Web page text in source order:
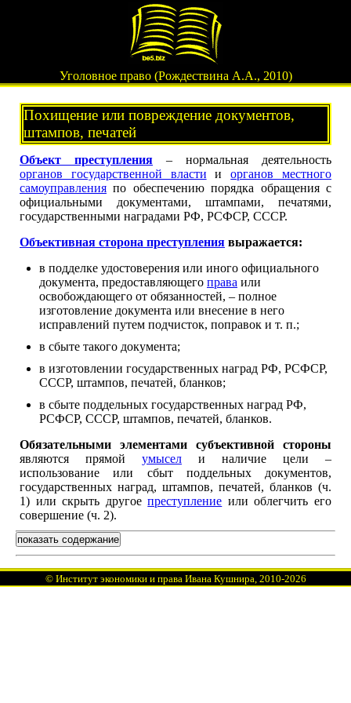
Уголовное право (Рождествина А.А., 2010)
Похищение или повреждение документов,
штампов, печатей
Объект преступления – нормальная деятельность
органов государственной власти иорганов местного
самоуправления по обеспечению порядка обращения с
официальными документами, штампами, печатями,
государственными наградами РФ, РСФСР, СССР.
Объективная сторона преступления выражается:
в подделке удостоверения или иного официального
документа, предоставляющего права или
освобождающего от обязанностей, – полное
изготовление документа или внесение в него
исправлений путем подчисток, поправок и т. п.;
в сбыте такого документа;
в изготовлении государственных наград РФ, РСФСР,
СССР, штампов, печатей, бланков;
в сбыте поддельных государственных наград РФ,
РСФСР, СССР, штампов, печатей, бланков.
Обязательными элементами субъективной стороны
являются прямой умысел и наличие цели –
использование или сбыт поддельных документов,
государственных наград, штампов, печатей, бланков (ч.
1) или скрыть другоепреступление или облегчить его
совершение (ч. 2).
показать содержание
© Институт экономики и права Ивана Кушнира, 2010-2026